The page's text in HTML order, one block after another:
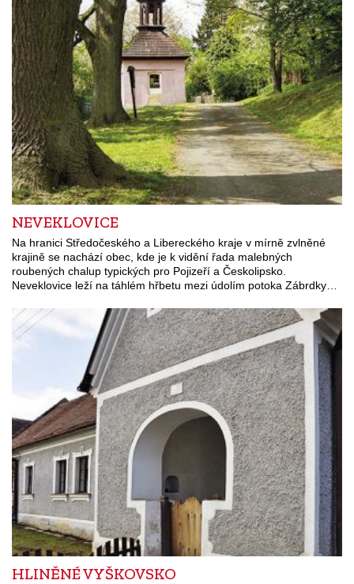
NEVEKLOVICE
Na hranici Středočeského a Libereckého kraje v mírně zvlněné
krajině se nachází obec, kde je k vidění řada malebných
roubených chalup typických pro Pojizeří a Českolipsko.
Neveklovice leží na táhlém hřbetu mezi údolím potoka Zábrdky…
HLINĚNÉ VYŠKOVSKO